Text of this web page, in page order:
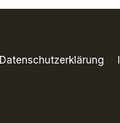
Datenschutzerklärung